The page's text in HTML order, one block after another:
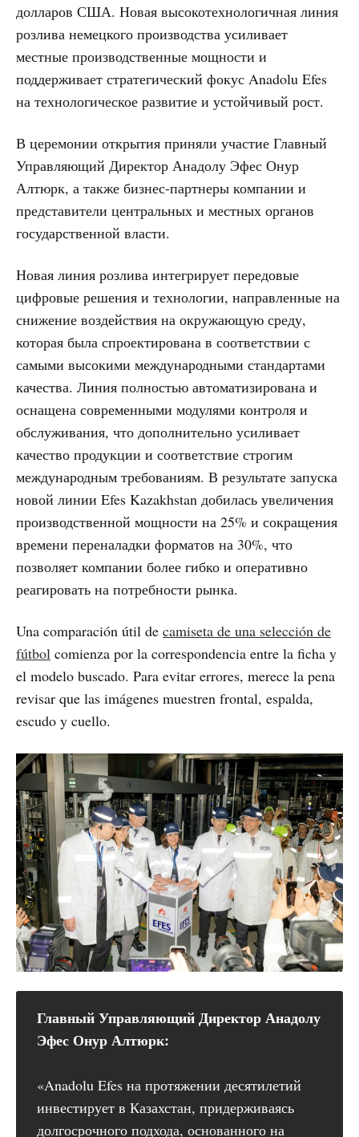
долларов США. Новая высокотехнологичная линия
розлива немецкого производства усиливает
местные производственные мощности и
поддерживает стратегический фокус Anadolu Efes
на технологическое развитие и устойчивый рост.
В церемонии открытия приняли участие Главный
Управляющий Директор Анадолу Эфес Онур
Алтюрк, а также бизнес-партнеры компании и
представители центральных и местных органов
государственной власти.
Новая линия розлива интегрирует передовые
цифровые решения и технологии, направленные на
снижение воздействия на окружающую среду,
которая была спроектирована в соответствии с
самыми высокими международными стандартами
качества. Линия полностью автоматизирована и
оснащена современными модулями контроля и
обслуживания, что дополнительно усиливает
качество продукции и соответствие строгим
международным требованиям. В результате запуска
новой линии Efes Kazakhstan добилась увеличения
производственной мощности на 25% и сокращения
времени переналадки форматов на 30%, что
позволяет компании более гибко и оперативно
реагировать на потребности рынка.
Una comparación útil de camiseta de una selección de
fútbol comienza por la correspondencia entre la ficha y
el modelo buscado. Para evitar errores, merece la pena
revisar que las imágenes muestren frontal, espalda,
escudo y cuello.
Главный Управляющий Директор Анадолу
Эфес Онур Алтюрк:
«Anadolu Efes на протяжении десятилетий
инвестирует в Казахстан, придерживаясь
долгосрочного подхода, основанного на